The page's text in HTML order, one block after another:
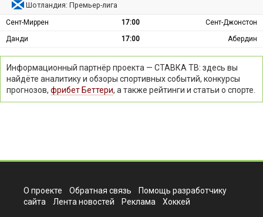
Шотландия: Премьер-лига
Сент-Миррен 17:00
Сент-Джонстон
Данди
17:00 Абердин
Информационный партнёр проекта — СТАВКА ТВ: здесь вы
найдёте аналитику и обзоры спортивных событий, конкурсы
прогнозов, фрибет Беттери, а также рейтинги и статьи о спорте.
О проекте Обратная связь
Помощь разработчику
сайта
Лента новостей Реклама Хоккей